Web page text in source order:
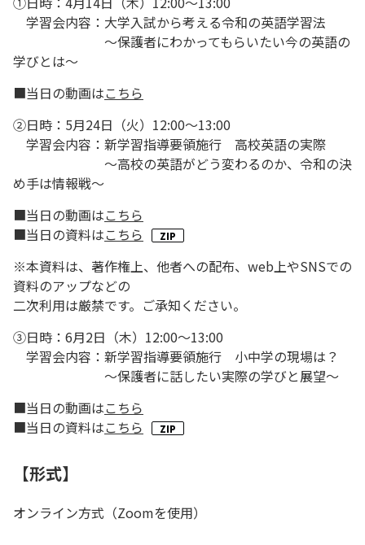
学習会内容：大学入試から考える令和の英語学習法
～保護者にわかってもらいたい今の英語の
学びとは～
■当日の動画はこちら
②日時：5月24日（火）12:00～13:00
学習会内容：新学習指導要領施行 高校英語の実際
～高校の英語がどう変わるのか、令和の決
め手は情報戦～
■当日の動画はこちら
■当日の資料はこちら
※本資料は、著作権上、他者への配布、web上やSNSでの
資料のアップなどの
二次利用は厳禁です。ご承知ください。
③日時：6月2日（木）12:00～13:00
学習会内容：新学習指導要領施行 小中学の現場は？
～保護者に話したい実際の学びと展望～
■当日の動画はこちら
■当日の資料はこちら
【形式】
オンライン方式（Zoomを使用）